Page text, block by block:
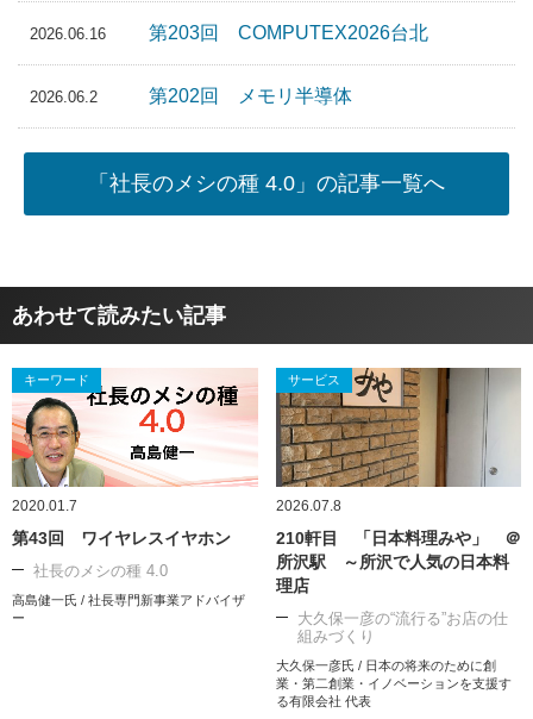
2026.06.16 第203回 COMPUTEX2026台北
2026.06.2 第202回 メモリ半導体
「社長のメシの種 4.0」の記事一覧へ
あわせて読みたい記事
キーワード
2020.01.7
第43回 ワイヤレスイヤホン
社長のメシの種 4.0
高島健一氏 / 社長専門新事業アドバイザ
ー
サービス
2026.07.8
210軒目 「日本料理みや」 ＠
所沢駅 ～所沢で人気の日本料
理店
大久保一彦の“流行る”お店の仕
組みづくり
大久保一彦氏 / 日本の将来のために創
業・第二創業・イノベーションを支援す
る有限会社 代表